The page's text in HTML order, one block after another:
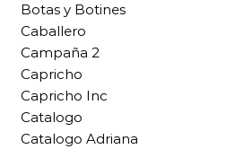
Botas y Botines
Caballero
Campaña 2
Capricho
Capricho Inc
Catalogo
Catalogo Adriana